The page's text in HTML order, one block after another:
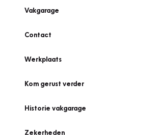
Vakgarage
Contact
Werkplaats
Kom gerust verder
Historie vakgarage
Zekerheden